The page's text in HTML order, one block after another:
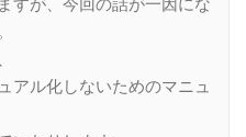
すが、今回の話が一因にな
アル化しないためのマニュ